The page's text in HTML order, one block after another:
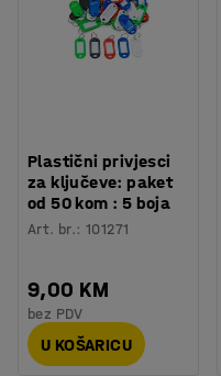
raspoređenog tereta.
Procjena vremena
: 1,6 kg
Testirano : BGR 234
Plastični privjesci
za ključeve: paket
od 50 kom : 5 boja
Art. br.:101271
9,00 KM
bez PDV
U KOŠARICU